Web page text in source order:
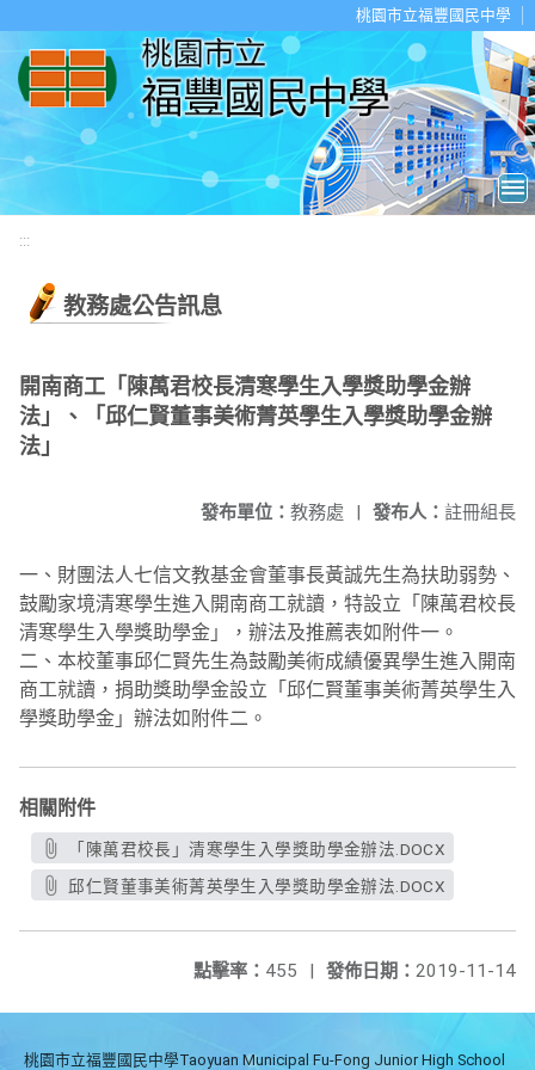
桃園市立福豐國民中學
:::
教務處公告訊息
開南商工「陳萬君校長清寒學生入學獎助學金辦
法」、「邱仁賢董事美術菁英學生入學獎助學金辦
法」
發布人： 註冊組長
發布單位： 教務處 |
一、財團法人七信文教基金會董事長黃誠先生為扶助弱勢、
鼓勵家境清寒學生進入開南商工就讀，特設立「陳萬君校長
清寒學生入學獎助學金」，辦法及推薦表如附件一。
二、本校董事邱仁賢先生為鼓勵美術成績優異學生進入開南
商工就讀，捐助獎助學金設立「邱仁賢董事美術菁英學生入
學獎助學金」辦法如附件二。
相關附件
「陳萬君校長」清寒學生入學獎助學金辦法.DOCX
邱仁賢董事美術菁英學生入學獎助學金辦法.DOCX
發佈日期： 2019-11-14
點擊率： 455 |
桃園市立福豐國民中學Taoyuan Municipal Fu-Fong Junior High School